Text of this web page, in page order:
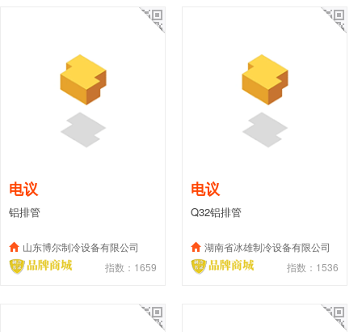
电议
铝排管
山东博尔制冷设备有限公司
指数：1659
电议
Q32铝排管
湖南省冰雄制冷设备有限公司
指数：1536